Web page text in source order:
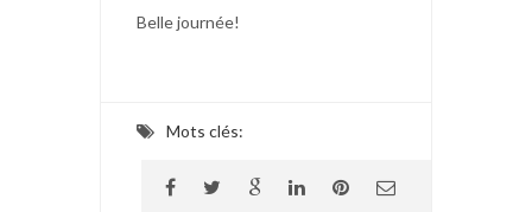
Belle journée!
Mots clés: